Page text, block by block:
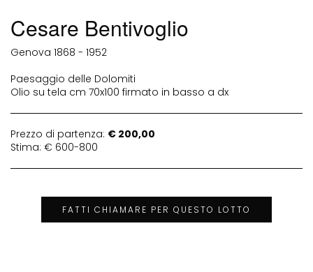
Cesare Bentivoglio
Genova 1868 - 1952
Paesaggio delle Dolomiti
Olio su tela cm 70x100 firmato in basso a dx
Prezzo di partenza: € 200,00
Stima: € 600-800
FATTI CHIAMARE PER QUESTO LOTTO